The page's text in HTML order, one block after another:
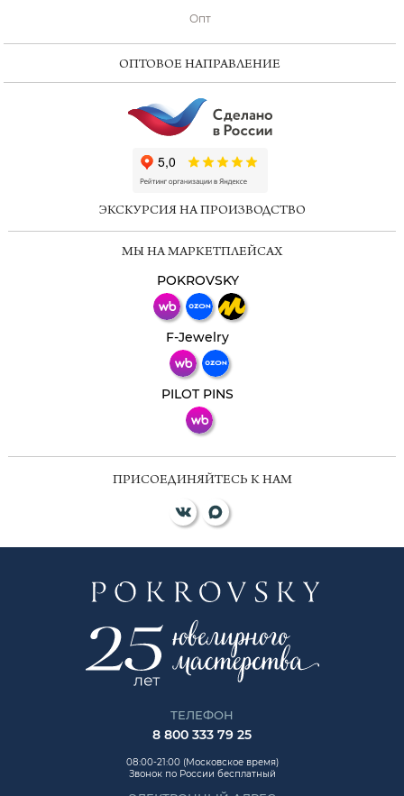
Опт
ОПТОВОЕ НАПРАВЛЕНИЕ
ЭКСКУРСИЯ НА ПРОИЗВОДСТВО
МЫ НА МАРКЕТПЛЕЙСАХ
POKROVSKY
F-Jewelry
PILOT PINS
ПРИСОЕДИНЯЙТЕСЬ К НАМ
ТЕЛЕФОН
8 800 333 79 25
08:00-21:00 (Московское время)
Звонок по России бесплатный